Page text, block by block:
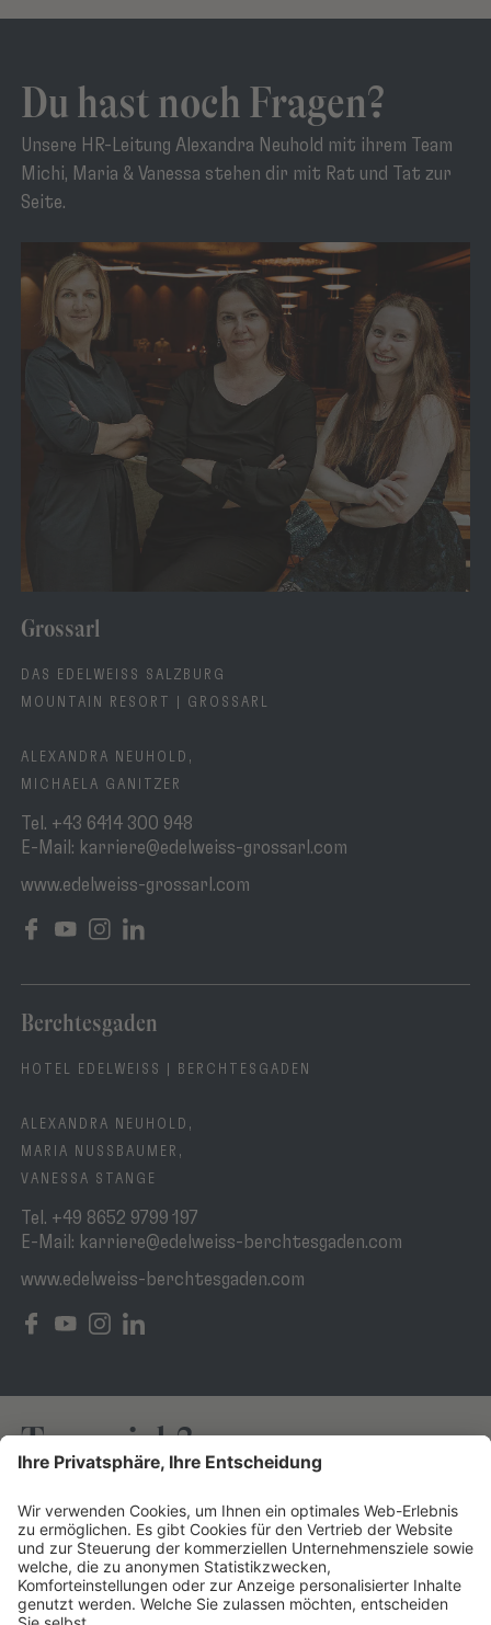
Du hast noch Fragen?
Unsere HR-Leitung Alexandra Neuhold mit ihrem Team
Michi, Maria & Vanessa stehen dir mit Rat und Tat zur
Seite.
Grossarl
DAS EDELWEISS SALZBURG
MOUNTAIN RESORT | GROSSARL
ALEXANDRA NEUHOLD,
MICHAELA GANITZER
Tel. +43 6414 300 948
E-Mail: karriere@edelweiss-grossarl.com
www.edelweiss-grossarl.com
Berchtesgaden
HOTEL EDELWEISS | BERCHTESGADEN
ALEXANDRA NEUHOLD,
MARIA NUSSBAUMER,
VANESSA STANGE
Tel. +49 8652 9799 197
E-Mail: karriere@edelweiss-berchtesgaden.com
www.edelweiss-berchtesgaden.com
Traumjob?
Lieber heute als morgen.
DAS EDELWEISS SALZBURG
MOUNTAIN RESORT IN
GROSSARL
HOTEL EDELWEISS
BERCHTESGADEN